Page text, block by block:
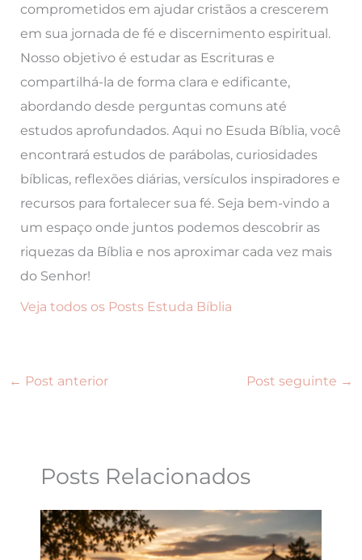
comprometidos em ajudar cristãos a crescerem
em sua jornada de fé e discernimento espiritual.
Nosso objetivo é estudar as Escrituras e
compartilhá-la de forma clara e edificante,
abordando desde perguntas comuns até
estudos aprofundados. Aqui no Esuda Bíblia, você
encontrará estudos de parábolas, curiosidades
bíblicas, reflexões diárias, versículos inspiradores e
recursos para fortalecer sua fé. Seja bem-vindo a
um espaço onde juntos podemos descobrir as
riquezas da Bíblia e nos aproximar cada vez mais
do Senhor!
Veja todos os Posts Estuda Bíblia
← Post anterior Post seguinte →
Posts Relacionados